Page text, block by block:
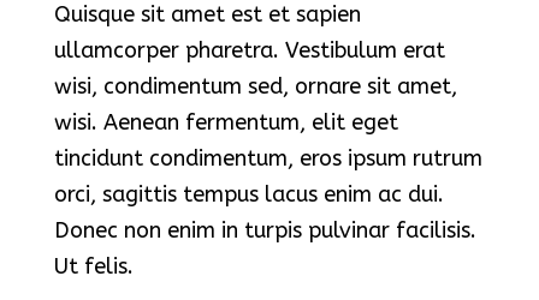
Quisque sit amet est et sapien
ullamcorper pharetra. Vestibulum erat
wisi, condimentum sed, ornare sit amet,
wisi. Aenean fermentum, elit eget
tincidunt condimentum, eros ipsum rutrum
orci, sagittis tempus lacus enim ac dui.
Donec non enim in turpis pulvinar facilisis.
Ut felis.